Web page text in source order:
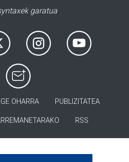
garatua
OHARRA PUBLIZITATEA
RSS